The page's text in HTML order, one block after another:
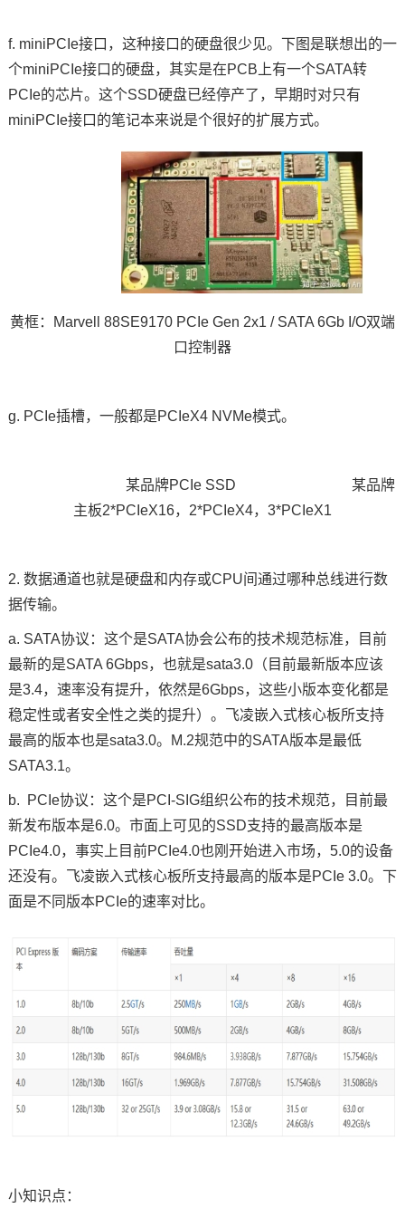
f. miniPCIe接口，这种接口的硬盘很少见。下图是联想出的一
个miniPCIe接口的硬盘，其实是在PCB上有一个SATA转
PCIe的芯片。这个SSD硬盘已经停产了，早期时对只有
miniPCIe接口的笔记本来说是个很好的扩展方式。
黄框：Marvell 88SE9170 PCIe Gen 2x1 / SATA 6Gb I/O双端
口控制器
g. PCIe插槽，一般都是PCIeX4 NVMe模式。
某品牌PCIe SSD 某品牌
主板2*PCIeX16，2*PCIeX4，3*PCIeX1
2. 数据通道也就是硬盘和内存或CPU间通过哪种总线进行数
据传输。
a. SATA协议：这个是SATA协会公布的技术规范标准，目前
最新的是SATA 6Gbps，也就是sata3.0（目前最新版本应该
是3.4，速率没有提升，依然是6Gbps，这些小版本变化都是
稳定性或者安全性之类的提升）。飞凌嵌入式核心板所支持
最高的版本也是sata3.0。M.2规范中的SATA版本是最低
SATA3.1。
b. PCIe协议：这个是PCI-SIG组织公布的技术规范，目前最
新发布版本是6.0。市面上可见的SSD支持的最高版本是
PCIe4.0，事实上目前PCIe4.0也刚开始进入市场，5.0的设备
还没有。飞凌嵌入式核心板所支持最高的版本是PCIe 3.0。下
面是不同版本PCIe的速率对比。
小知识点：